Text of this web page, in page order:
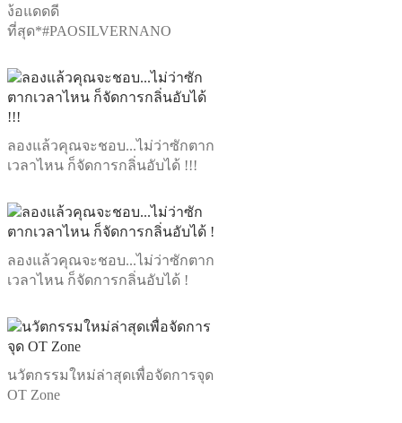
ง้อแดดดี
ที่สุด*#PAOSILVERNANO
ลองแล้วคุณจะชอบ...ไม่ว่าซักตาก
เวลาไหน ก็จัดการกลิ่นอับได้ !!!
ลองแล้วคุณจะชอบ...ไม่ว่าซักตาก
เวลาไหน ก็จัดการกลิ่นอับได้ !
นวัตกรรมใหม่ล่าสุดเพื่อจัดการจุด
OT Zone